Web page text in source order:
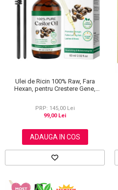
Scrub / Balsam de buze
Netestate pe Animale
Ulei de Ricin 100% Raw, Fara
Hexan, pentru Crestere Gene,
PRP: 145,00 Lei
99,00 Lei
ADAUGA IN COS